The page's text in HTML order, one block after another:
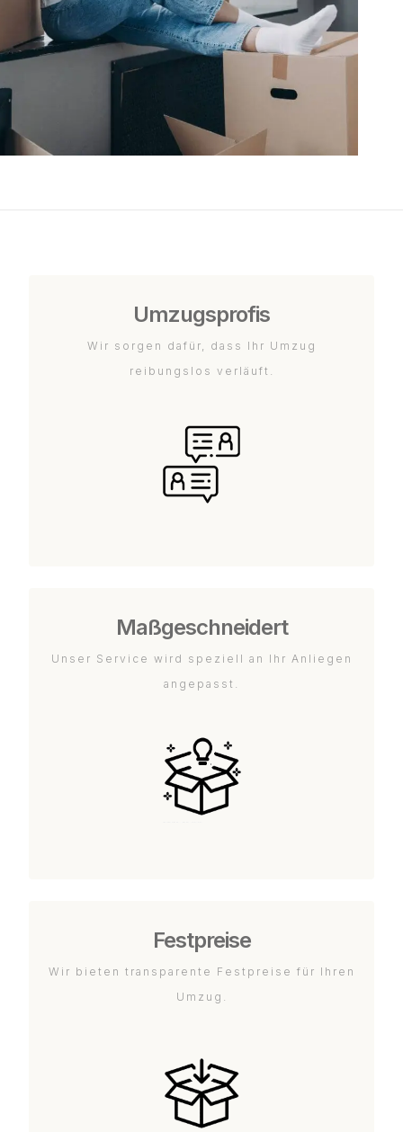
Umzugsprofis
Wir sorgen dafür, dass Ihr Umzug
reibungslos verläuft.
Maßgeschneidert
Unser Service wird speziell an Ihr Anliegen
angepasst.
Festpreise
Wir bieten transparente Festpreise für Ihren
Umzug.